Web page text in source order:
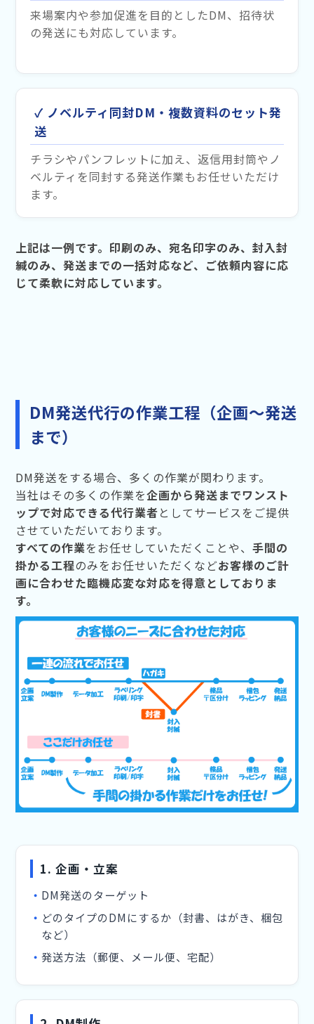
来場案内や参加促進を目的としたDM、招待状
の発送にも対応しています。
✓ ノベルティ同封DM・複数資料のセット発
送
チラシやパンフレットに加え、返信用封筒やノ
ベルティを同封する発送作業もお任せいただけ
ます。
上記は一例です。印刷のみ、宛名印字のみ、封入封
緘のみ、発送までの一括対応など、ご依頼内容に応
じて柔軟に対応しています。
DM発送代行の作業工程（企画〜発送
まで）
DM発送をする場合、多くの作業が関わります。
当社はその多くの作業を企画から発送までワンスト
ップで対応できる代行業者としてサービスをご提供
させていただいております。
すべての作業をお任せしていただくことや、 手間の
掛かる工程のみをお任せいただくなどお客様のご計
画に合わせた臨機応変な対応を得意としておりま
す。
1. 企画・立案
DM発送のターゲット
どのタイプのDMにするか（封書、はがき、梱包
など）
発送方法（郵便、メール便、宅配）